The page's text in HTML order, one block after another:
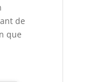
de
que